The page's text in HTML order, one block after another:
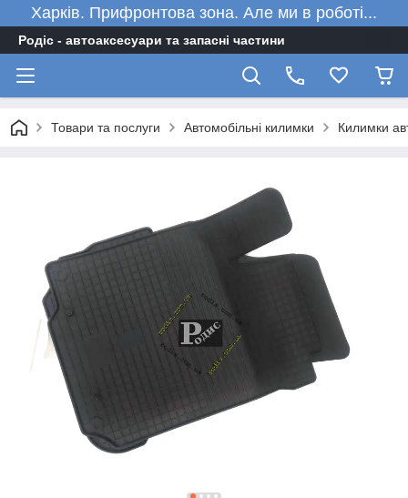
Харків. Прифронтова зона. Але ми в роботі...
Родіс - автоаксесуари та запасні частини
Товари та послуги Автомобільні килимки Килимки